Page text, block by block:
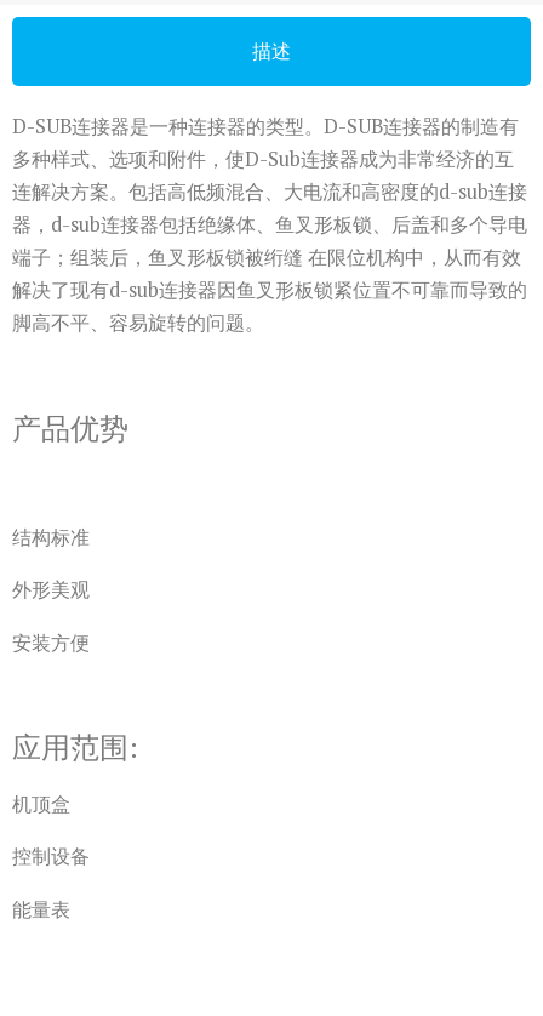
描述
D-SUB连接器是一种连接器的类型。D-SUB连接器的制造有
多种样式、选项和附件，使D-Sub连接器成为非常经济的互
连解决方案。包括高低频混合、大电流和高密度的d-sub连接
器，d-sub连接器包括绝缘体、鱼叉形板锁、后盖和多个导电
端子；组装后，鱼叉形板锁被绗缝 在限位机构中，从而有效
解决了现有d-sub连接器因鱼叉形板锁紧位置不可靠而导致的
脚高不平、容易旋转的问题。
产品优势
结构标准
外形美观
安装方便
应用范围:
机顶盒
控制设备
能量表